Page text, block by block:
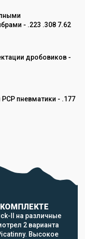
- .223 .308 7.62
дробовиков -
пневматики - .177
КОМПЛЕКТЕ
II на различные
2 варианта
Высокое